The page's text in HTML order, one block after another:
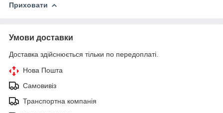
Приховати
Умови доставки
Доставка здійснюється тільки по передоплаті.
Нова Пошта
Самовивіз
Транспортна компанія